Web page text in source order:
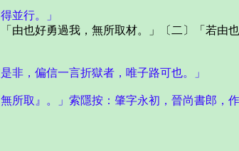
並行。」
也好勇過我，無所取材。」〔二〕「若由
非，偏信一言折獄者，唯子路可也。」
所取』。」索隱按：肇字永初，晉尚書郎，作